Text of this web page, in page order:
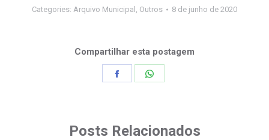
Categories: Arquivo Municipal , Outros 8 de junho de 2020
Compartilhar esta postagem
Posts Relacionados